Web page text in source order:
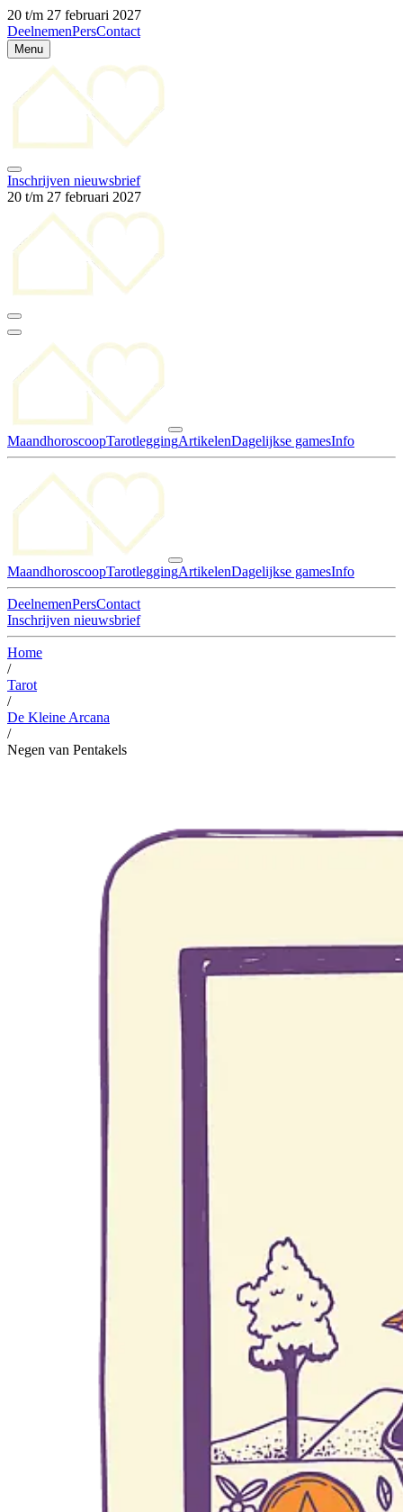
20 t/m 27 februari 2027
DeelnemenPersContact
Menu
Inschrijven nieuwsbrief
20 t/m 27 februari 2027
MaandhoroscoopTarotleggingArtikelenDagelijkse gamesInfo
MaandhoroscoopTarotleggingArtikelenDagelijkse gamesInfo
DeelnemenPersContact
Inschrijven nieuwsbrief
Home
/
Tarot
/
De Kleine Arcana
/
Negen van Pentakels